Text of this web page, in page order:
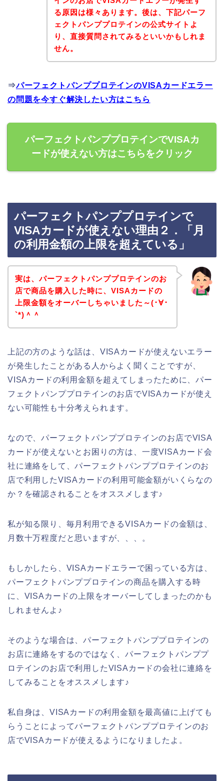
る原因は様々あります。後は、下記パーフ
ェクトパンププロテインの公式サイトよ
り、直接質問されてみるといいかもしれま
せん。
⇒パーフェクトパンププロテインのVISAカードエラー
の問題を今すぐ解決したい方はこちら
パーフェクトパンププロテインでVISAカ
ードが使えない方はこちらをクリック
パーフェクトパンププロテインで
VISAカードが使えない理由２．「月
の利用金額の上限を超えている」
実は、パーフェクトパンププロテインのお
店で商品を購入した時に、VISAカードの
上限金額をオーバーしちゃいました～(･∀･
`*)＾＾
上記の方のような話は、VISAカードが使えないエラー
が発生したことがある人からよく聞くことですが、
VISAカードの利用金額を超えてしまったために、パー
フェクトパンププロテインのお店でVISAカードが使え
ない可能性も十分考えられます。
なので、パーフェクトパンププロテインのお店でVISA
カードが使えないとお困りの方は、一度VISAカード会
社に連絡をして、パーフェクトパンププロテインのお
店で利用したVISAカードの利用可能金額がいくらなの
か？を確認されることをオススメします♪
私が知る限り、毎月利用できるVISAカードの金額は、
月数十万程度だと思いますが、、、。
もしかしたら、VISAカードエラーで困っている方は、
パーフェクトパンププロテインの商品を購入する時
に、VISAカードの上限をオーバーしてしまったのかも
しれませんよ♪
そのような場合は、パーフェクトパンププロテインの
お店に連絡をするのではなく、パーフェクトパンププ
ロテインのお店で利用したVISAカードの会社に連絡を
してみることをオススメします♪
私自身は、VISAカードの利用金額を最高値に上げても
らうことによってパーフェクトパンププロテインのお
店でVISAカードが使えるようになりましたよ。